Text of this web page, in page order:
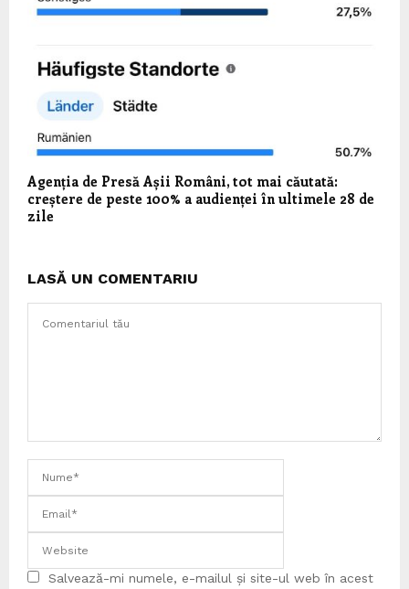
Agenția de Presă Așii Români, tot mai căutată:
creștere de peste 100% a audienței în ultimele 28 de
zile
LASĂ UN COMENTARIU
Salvează-mi numele, e-mailul și site-ul web în acest